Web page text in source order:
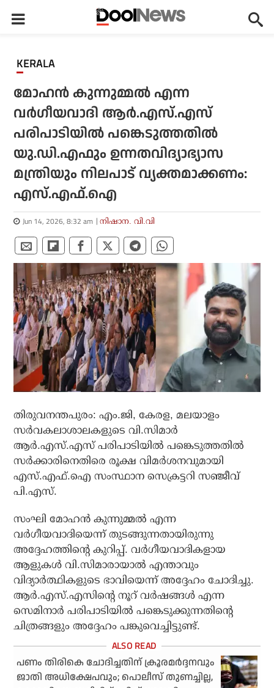
KERALA
മോഹന്‍ കുന്നുമ്മല്‍ എന്ന
വര്‍ഗീയവാദി ആര്‍.എസ്.എസ്
പരിപാടിയില്‍ പങ്കെടുത്തതില്‍
യു.ഡി.എഫും ഉന്നതവിദ്യാഭ്യാസ
മന്ത്രിയും നിലപാട് വ്യക്തമാക്കണം:
എസ്.എഫ്.ഐ
Jun 14, 2026, 8:32 am നിഷാന. വി.വി
തിരുവനന്തപുരം: എം.ജി, കേരള, മലയാളം
സര്‍വകലാശാലകളുടെ വി.സിമാര്‍
ആര്‍.എസ്.എസ് പരിപാടിയില്‍ പങ്കെടുത്തതില്‍
സര്‍ക്കാരിനെതിരെ രൂക്ഷ വിമര്‍ശനവുമായി
എസ്.എഫ്.ഐ സംസ്ഥാന സെക്രട്ടറി സഞ്ജീവ്
പി.എസ്.
സംഘി മോഹന്‍ കുന്നുമ്മല്‍ എന്ന
വര്‍ഗീയവാദിയെന്ന് തുടങ്ങുന്നതായിരുന്നു
അദ്ദേഹത്തിന്റെ കുറിപ്പ്. വര്‍ഗീയവാദികളായ
ആളുകള്‍ വി.സിമാരായാല്‍ എന്താവും
വിദ്യാര്‍ത്ഥികളുടെ ഭാവിയെന്ന് അദ്ദേഹം ചോദിച്ചു.
ആര്‍.എസ്.എസിന്റെ നൂറ് വര്‍ഷങ്ങള്‍ എന്ന
സെമിനാര്‍ പരിപാടിയില്‍ പങ്കെടുക്കുന്നതിന്റെ
ചിത്രങ്ങളും അദ്ദേഹം പങ്കുവെച്ചിട്ടുണ്ട്.
പണം തിരികെ ചോദിച്ചതിന് ക്രൂരമര്‍ദ്ദനവും
ജാതി അധിക്ഷേപവും; പൊലീസ് തുണച്ചില്ല,